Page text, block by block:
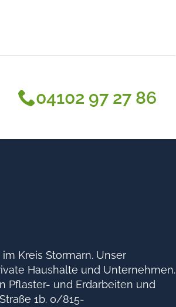
04102 97 27 86
Kreis Stormarn. Unser
Haushalte und Unternehmen.
Pflaster- und Erdarbeiten und
1b. 0/815-